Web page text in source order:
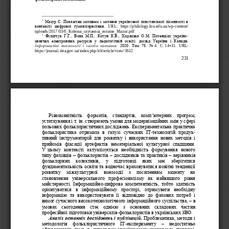
231
1
Мазур С. Покажчик мотивем і мотивів української повстанської пісенності в
контексті  цифрової  гуманітаристики.
URL:   https://philology.lnu.edu.ua/wp-content/
uploads/2017/03/6_Kolessa_czytannia_rezume_Mazur.pdf
2 Філіпчук  Г.Г.,  Вовк  М.П., Котун  К.В.,  Ходацька  О.М.  Потенціал  україно-
знавчих  електронних  ресурсів  у  педагогічній  освіті:  досвід  України  і  Канади.
Інформаційні  технології  і  засоби  навчання.
2020.  Том  78.  No 4.  C. 14–31.  URL:
https://journal.iitta.gov.ua/index.php/itlt/article/view/3612
Різноманітність  форматів,  стандартів,  комп’ютерних  програм,
устаткування і т. ін. створюють умови для модернізаційних змін у сфері
польових фольклористичних досліджень. Експериментальна практична
фольклористика  отримала  в  галузі  сучасних  ІТ-технологій  продук-
тивний  інструментарій  для  розвитку  і  використання  нових  методів  і
прийомів  фіксації  артефактів  нематеріальної  культурної  спадщини.
У цьому  контексті  актуалізується  необхідність  формування  нового
типу фахівців – фольклористів – дослідників та практиків – керівників
фольклорних   колективів,   у   підготовці   яких   має   зберігатися
фундаментальність освіти та водночас враховуватися новітні тенденції
розвитку   міжкультурної   взаємодії   з   посиленням   акценту   на
становлення
універсального  професіоналізму  як  найвищого  рівня
майстерності.  Інформаційно-цифрова  компетентність,  тобто  здатність
орієнтуватися  в  інформаційному  просторі,  отримувати  необхідну
інформацію  та  використовувати  її  відповідно  до  фахових  потреб  і
вимог сучасного високотехнологічного інформаційного суспільства, – в
умовах  сьогодення  стає  однією  з  основних  складових  частин
професійної підготовки універсалів-фольклористів в українських ЗВО.
Аналіз останніх досліджень і публікацій. Проблематика, методи і
методологія  фольклористичного  ІТ-експерименту –
недостатньо